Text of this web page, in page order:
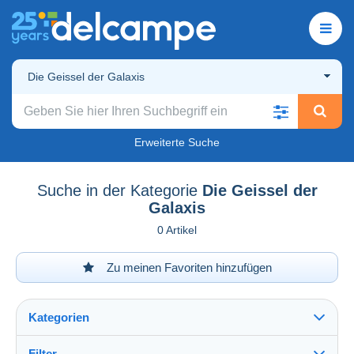
Die Geissel der Galaxis
Erweiterte Suche
Suche in der Kategorie Die Geissel der
Galaxis
0 Artikel
Zu meinen Favoriten hinzufügen
Kategorien